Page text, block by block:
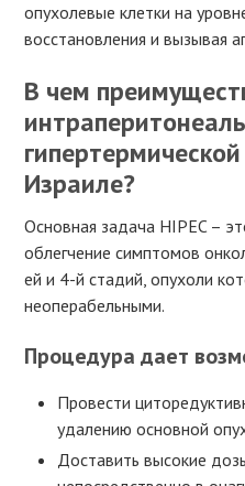
опухолевые клетки на
восстановления и вызывая
В чем
Израиле?
Основная задача HIPEC –
облегчение симптомов
ей и 4-й стадий, опухоли
неоперабельными.
Процедура дает
Провести
удалению основной
Доставить высокие